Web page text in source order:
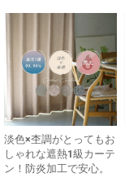
淡色×杢調がとってもお
しゃれな遮熱1級カーテ
ン！防炎加工で安心。